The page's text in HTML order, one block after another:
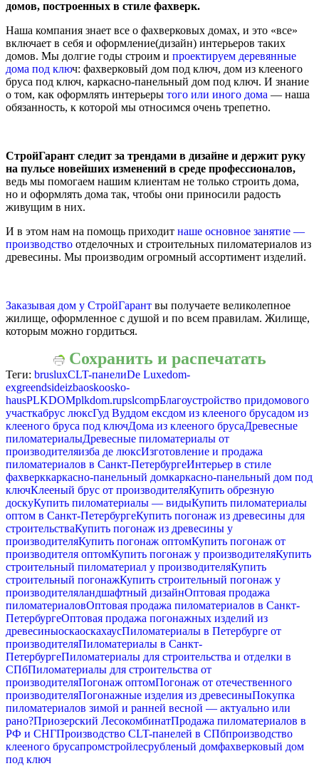
домов, построенных в стиле фахверк.
Наша компания знает все о фахверковых домах, и это «все»
включает в себя и оформление(дизайн) интерьеров таких
домов. Мы долгие годы строим и проектируем деревянные
дома под ключ: фахверковый дом под ключ, дом из клееного
бруса под ключ, каркасно-панельный дом под ключ. И знание
о том, как оформлять интерьеры того или иного дома — наша
обязанность, к которой мы относимся очень трепетно.
СтройГарант следит за трендами в дизайне и держит руку
на пульсе новейших изменений в среде профессионалов,
ведь мы помогаем нашим клиентам не только строить дома,
но и оформлять дома так, чтобы они приносили радость
живущим в них.
И в этом нам на помощь приходит наше основное занятие —
производство отделочных и строительных пиломатериалов из
древесины. Мы производим огромный ассортимент изделий.
Заказывая дом у СтройГарант вы получаете великолепное
жилище, оформленное с душой и по всем правилам. Жилище,
которым можно гордиться.
Сохранить и распечатать
Теги: brusluxCLT-панелиDe Luxedom-
exgreendsideizbaoskoosko-
hausPLKDOMplkdom.rupslcompБлагоустройство придомового
участкабрус люксГуд Вуддом ексдом из клееного брусадом из
клееного бруса под ключДома из клееного брусаДревесные
пиломатериалыДревесные пиломатериалы от
производителяизба де люксИзготовление и продажа
пиломатериалов в Санкт-ПетербургеИнтерьер в стиле
фахверккаркасно-панельный домкаркасно-панельный дом под
ключКлееный брус от производителяКупить обрезную
доскуКупить пиломатериалы — видыКупить пиломатериалы
оптом в Санкт-ПетербургеКупить погонаж из древесины для
строительстваКупить погонаж из древесины у
производителяКупить погонаж оптомКупить погонаж от
производителя оптомКупить погонаж у производителяКупить
строительный пиломатериал у производителяКупить
строительный погонажКупить строительный погонаж у
производителяландшафтный дизайнОптовая продажа
пиломатериаловОптовая продажа пиломатериалов в Санкт-
ПетербургеОптовая продажа погонажных изделий из
древесиныоскаоскахаусПиломатериалы в Петербурге от
производителяПиломатериалы в Санкт-
ПетербургеПиломатериалы для строительства и отделки в
СПбПиломатериалы для строительства от
производителяПогонаж оптомПогонаж от отечественного
производителяПогонажные изделия из древесиныПокупка
пиломатериалов зимой и ранней весной — актуально или
рано?Приозерский ЛесокомбинатПродажа пиломатериалов в
РФ и СНГПроизводство CLT-панелей в СПбпроизводство
клееного брусапромстройлесрубленый домфахверковый дом
под ключ